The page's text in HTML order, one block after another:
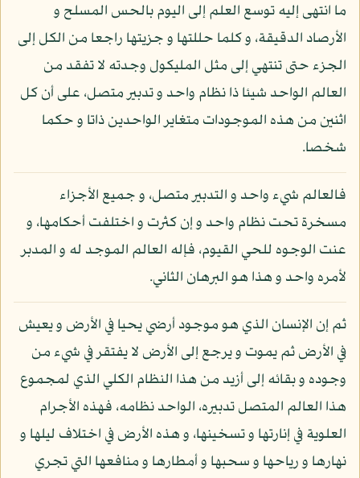
ما انتهى إليه توسع العلم إلى اليوم بالحس المسلح و
الأرصاد الدقيقة، و كلما حللتها و جزيتها راجعا من الكل إلى
الجزء حتى تنتهي إلى مثل المليكول وجدته لا تفقد من
العالم الواحد شيئا ذا نظام واحد و تدبير متصل، على أن كل
اثنين من هذه الموجودات متغاير الواحدين ذاتا و حكما
شخصا.
فالعالم شيء واحد و التدبير متصل، و جميع الأجزاء
مسخرة تحت نظام واحد و إن كثرت و اختلفت أحكامها، و
عنت الوجوه للحي القيوم، فإله العالم الموجد له و المدبر
لأمره واحد و هذا هو البرهان الثاني.
ثم إن الإنسان الذي هو موجود أرضي يحيا في الأرض و يعيش
في الأرض ثم يموت و يرجع إلى الأرض لا يفتقر في شيء من
وجوده و بقائه إلى أزيد من هذا النظام الكلي الذي لمجموع
هذا العالم المتصل تدبيره، الواحد نظامه، فهذه الأجرام
العلوية في إنارتها و تسخينها، و هذه الأرض في اختلاف ليلها و
نهارها و رياحها و سحبها و أمطارها و منافعها التي تجري